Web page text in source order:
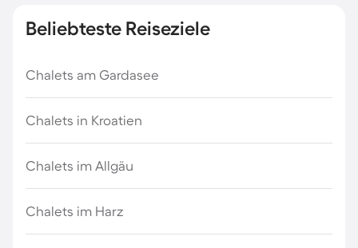
Beliebteste Reiseziele
Chalets am Gardasee
Chalets in Kroatien
Chalets im Allgäu
Chalets im Harz